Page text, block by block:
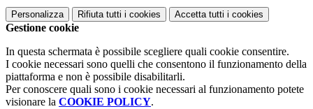
Personalizza Rifiuta tutti i cookies Accetta tutti i cookies
Gestione cookie
In questa schermata è possibile scegliere quali cookie consentire.
I cookie necessari sono quelli che consentono il funzionamento della
piattaforma e non è possibile disabilitarli.
Per conoscere quali sono i cookie necessari al funzionamento potete
visionare la COOKIE POLICY.